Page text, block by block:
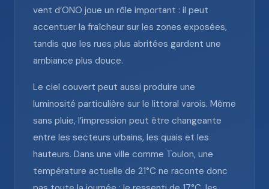
vent d’ONO joue un rôle important : il peut
accentuer la fraîcheur sur les zones exposées,
tandis que les rues plus abritées gardent une
ambiance plus douce.
Le ciel couvert peut aussi produire une
luminosité particulière sur le littoral varois. Même
sans pluie, l’impression peut être changeante
entre les secteurs urbains, les quais et les
hauteurs. Dans une ville comme Toulon, une
température actuelle de 21°C ne raconte donc